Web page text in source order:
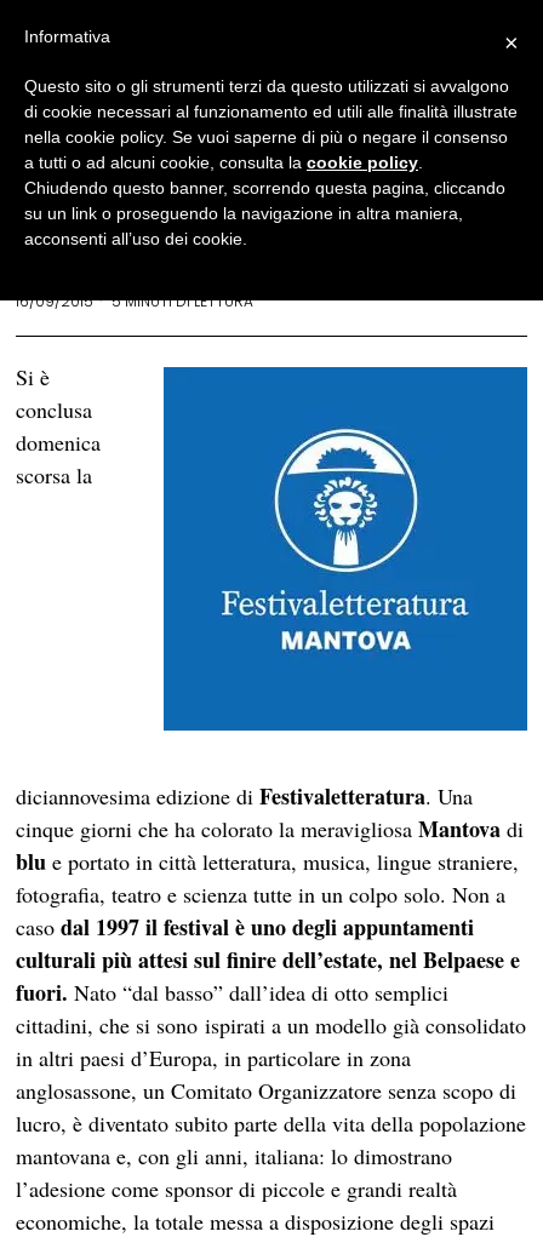
Letteratura
Festivaletteratura 2015:
quando Mantova si veste di
blu
ALESSIA CARSANA
16/09/2015 5 MINUTI DI LETTURA
Si è
conclusa
domenica
scorsa la
diciannovesima edizione diFestivaletteratura. Una
cinque giorni che ha colorato la meravigliosaMantova di
blu e portato in città letteratura, musica, lingue straniere,
fotografia, teatro e scienza tutte in un colpo solo. Non a
casodal 1997 il festival è uno degli appuntamenti
culturali più attesi sul finire dell’estate, nel Belpaese e
fuori.Nato “dal basso” dall’idea di otto semplici
cittadini, che si sono ispirati a un modello già consolidato
in altri paesi d’Europa, in particolare in zona
anglosassone, un Comitato Organizzatore senza scopo di
lucro, è diventato subito parte della vita della popolazione
mantovana e, con gli anni, italiana: lo dimostrano
l’adesione come sponsor di piccole e grandi realtà
economiche, la totale messa a disposizione degli spazi
×
Informativa
Questo sito o gli strumenti terzi da questo utilizzati si avvalgono
di cookie necessari al funzionamento ed utili alle finalità illustrate
nella cookie policy. Se vuoi saperne di più o negare il consenso
a tutti o ad alcuni cookie, consulta la cookie policy
Chiudendo questo banner, scorrendo questa pagina, cliccando
su un link o proseguendo la navigazione in altra maniera,
acconsenti all’uso dei cookie.